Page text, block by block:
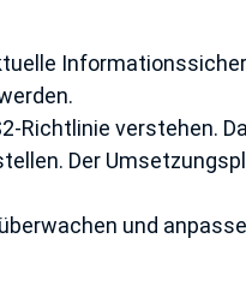
Richtlinie verstehen.
Der
und